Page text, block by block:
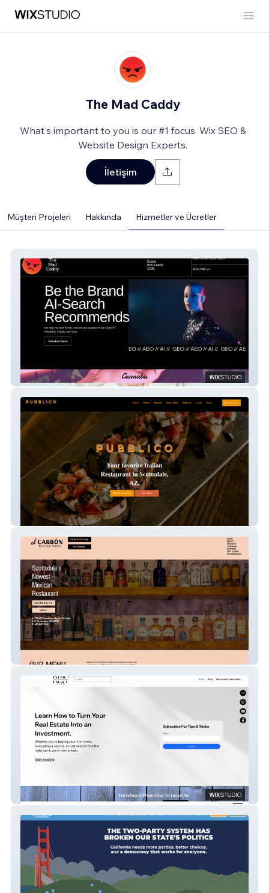
The Mad Caddy
What's important to you is our #1 focus. Wix SEO &
Website Design Experts.
İletişim
Müşteri Projeleri Hakkında Hizmetler ve Ücretler
The Mad Caddy
Pubblico
REIV